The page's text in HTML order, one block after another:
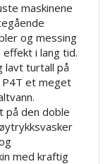
maskinene
og messing
i lang tid.
lavt turtall på
P4T et meget
på den doble
med kraftig